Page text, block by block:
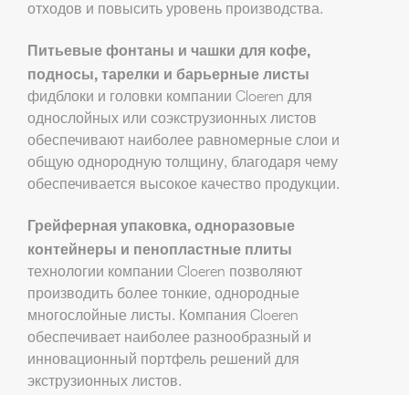
отходов и повысить уровень производства.
Питьевые фонтаны и чашки для кофе,
подносы, тарелки и барьерные листы
фидблоки и головки компании Cloeren для
однослойных или соэкструзионных листов
обеспечивают наиболее равномерные слои и
общую однородную толщину, благодаря чему
обеспечивается высокое качество продукции.
Грейферная упаковка, одноразовые
контейнеры и пенопластные плиты
технологии компании Cloeren позволяют
производить более тонкие, однородные
многослойные листы. Компания Cloeren
обеспечивает наиболее разнообразный и
инновационный портфель решений для
экструзионных листов.